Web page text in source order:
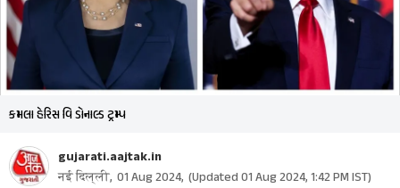
કમલા હેરિસ વિ ડોનાલ્ડ ટ્રમ્પ
gujarati.aajtak.in
नई दिल्ली, 01 Aug 2024, (Updated01 Aug 2024, 1:42 PMIST)